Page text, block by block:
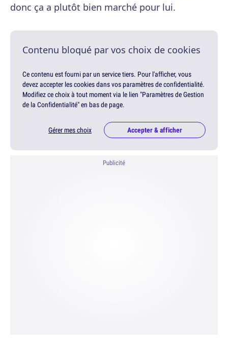
donc ça a plutôt bien marché pour lui.
Contenu bloqué par vos choix de cookies
Ce contenu est fourni par un service tiers. Pour l'afficher, vous
devez accepter les cookies dans vos paramètres de confidentialité.
Modifiez ce choix à tout moment via le lien "Paramètres de Gestion
de la Confidentialité" en bas de page.
Gérer mes choix Accepter & afficher
Publicité